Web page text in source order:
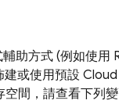
助方式 (例如使用
或使用預設
空間，請查看下列